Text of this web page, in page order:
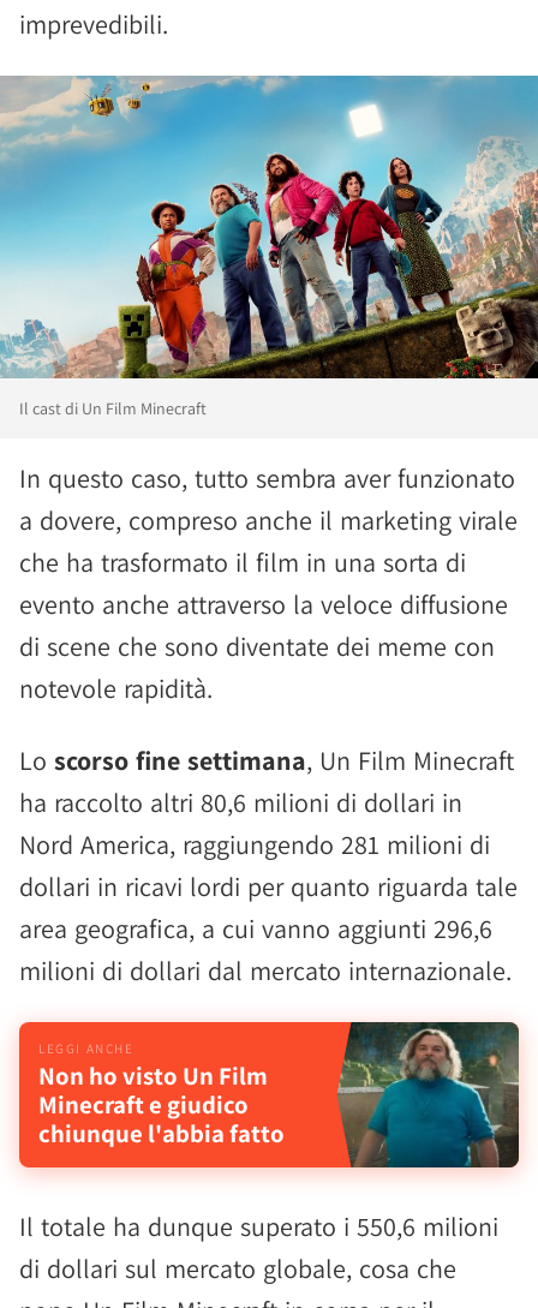
imprevedibili.
Il cast di Un Film Minecraft
In questo caso, tutto sembra aver funzionato
a dovere, compreso anche il marketing virale
che ha trasformato il film in una sorta di
evento anche attraverso la veloce diffusione
di scene che sono diventate dei meme con
notevole rapidità.
Lo scorso fine settimana, Un Film Minecraft
ha raccolto altri 80,6 milioni di dollari in
Nord America, raggiungendo 281 milioni di
dollari in ricavi lordi per quanto riguarda tale
area geografica, a cui vanno aggiunti 296,6
milioni di dollari dal mercato internazionale.
Non ho visto Un Film
Minecraft e giudico
chiunque l'abbia fatto
Il totale ha dunque superato i 550,6 milioni
di dollari sul mercato globale, cosa che